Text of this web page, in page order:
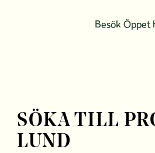
Besök Öppet
SÖKA TILL
LUND